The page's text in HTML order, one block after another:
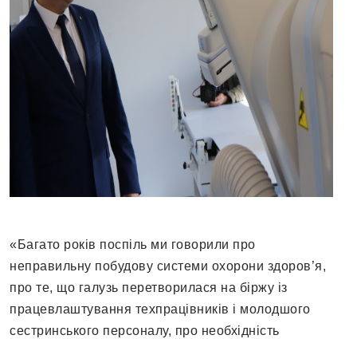
«Багато років поспіль ми говорили про
неправильну побудову системи охорони здоров’я,
про те, що галузь перетворилася на біржу із
працевлаштування техпрацівників і молодшого
сестринського персоналу, про необхідність